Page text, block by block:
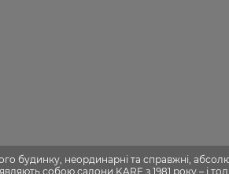
будинку, неординарні та справжні,
собою салони KARE з 1981 року – і тоді